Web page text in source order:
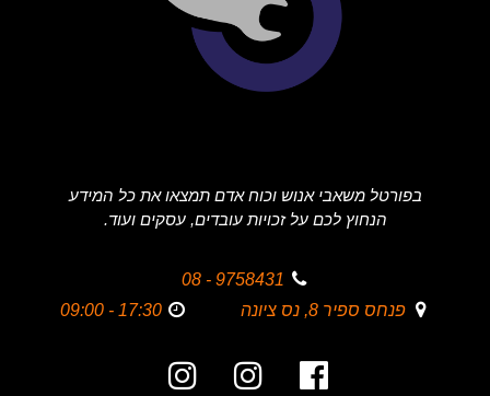
בפורטל משאבי אנוש וכוח אדם תמצאו את כל המידע
הנחוץ לכם על זכויות עובדים, עסקים ועוד.
9758431 - 08
פנחס ספיר 8, נס ציונה
17:30 - 09:00